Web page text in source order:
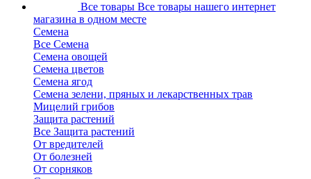
Все товары Все товары нашего интернет
магазина в одном месте
Семена
Все Семена
Семена овощей
Семена цветов
Семена ягод
Семена зелени, пряных и лекарственных трав
Мицелий грибов
Защита растений
Все Защита растений
От вредителей
От болезней
От сорняков